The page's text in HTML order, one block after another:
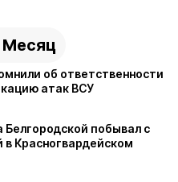
Месяц
об ответственности
атак ВСУ
Белгородской побывал с
в Красногвардейском